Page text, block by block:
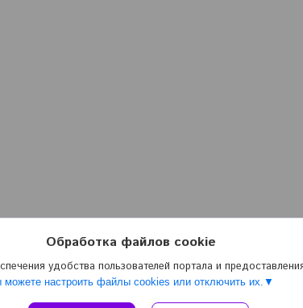
Обработка файлов cookie
удобства пользователей портала и
можете настроить файлы cookies или отключить их.